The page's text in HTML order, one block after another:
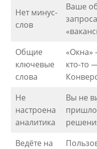
Нет минус-
слов
Ваше
Общие
ключевые
слова
«Окна»
кто-то
Не
настроена
аналитика
Вы не
Ведёте на